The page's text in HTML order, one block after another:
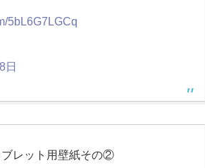
5bL6G7LGCq
日
ブレット用壁紙その②